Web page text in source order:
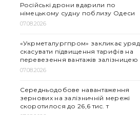
Російські дрони вдарили по
німецькому судну поблизу Одеси
07.08.2026
«Укрметалургпром» закликає уряд
скасувати підвищення тарифів на
перевезення вантажів залізницею
07.08.2026
Середньодобове навантаження
зернових на залізничній мережі
скоротилося до 26,6 тис. т